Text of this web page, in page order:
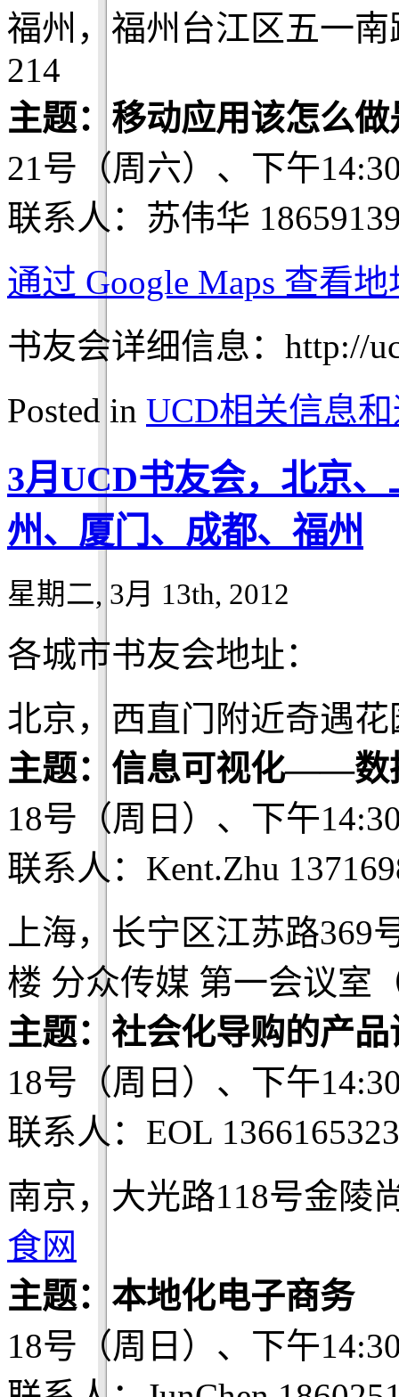
福州，福州台江区五一
214
主题：移动应用该怎么
21号（周六）、下午
联系人：苏伟华
通过 Google Maps 查看
书友会详细信息：http://
Posted in UCD相关信息
3月UCD书友会，北京
州、厦门、成都、福州
星期二, 3月 13th, 2012
各城市书友会地址：
北京，西直门附近奇遇花
主题：信息可视化——数
18号（周日）、下午
联系人：Kent.Zhu
上海，长宁区江苏路
楼 分众传媒 第一会议室
主题：社会化导购的产
18号（周日）、下午
联系人：EOL
南京，大光路118号金陵
食网
主题：本地化电子商务
18号（周日）、下午